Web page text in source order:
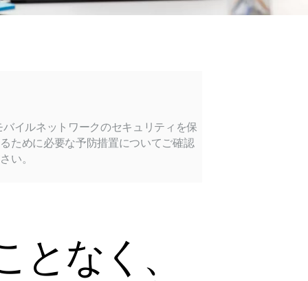
バイルネットワークのセキュリティを保
ために必要な予防措置についてご確認
い。
となく、